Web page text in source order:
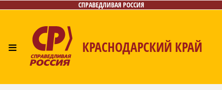
СПРАВЕДЛИВАЯ РОССИЯ
≡ КРАСНОДАРСКИЙ КРАЙ